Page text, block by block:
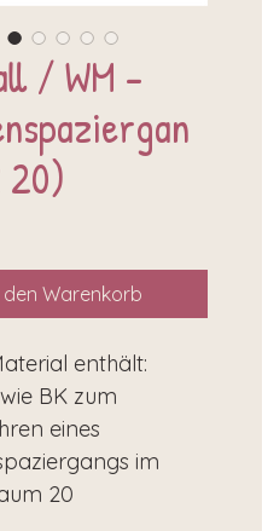
/ WM -
20)
den Warenkorb
enthält:
BK zum
eines
im
20